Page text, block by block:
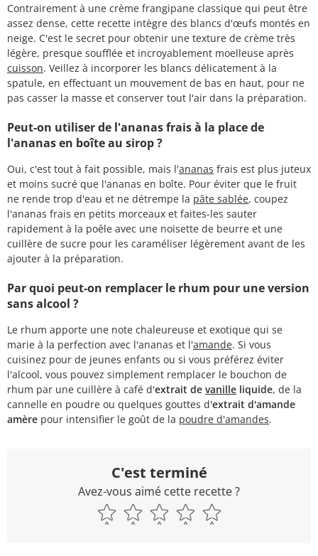
Contrairement à une crème frangipane classique qui peut être
assez dense, cette recette intègre des blancs d'œufs montés en
neige. C'est le secret pour obtenir une texture de crème très
légère, presque soufflée et incroyablement moelleuse après
cuisson. Veillez à incorporer les blancs délicatement à la
spatule, en effectuant un mouvement de bas en haut, pour ne
pas casser la masse et conserver tout l'air dans la préparation.
Peut-on utiliser de l'ananas frais à la place de
l'ananas en boîte au sirop ?
Oui, c'est tout à fait possible, mais l'ananas frais est plus juteux
et moins sucré que l'ananas en boîte. Pour éviter que le fruit
ne rende trop d'eau et ne détrempe la pâte sablée, coupez
l'ananas frais en petits morceaux et faites-les sauter
rapidement à la poêle avec une noisette de beurre et une
cuillère de sucre pour les caraméliser légèrement avant de les
ajouter à la préparation.
Par quoi peut-on remplacer le rhum pour une version
sans alcool ?
Le rhum apporte une note chaleureuse et exotique qui se
marie à la perfection avec l'ananas et l'amande. Si vous
cuisinez pour de jeunes enfants ou si vous préférez éviter
l'alcool, vous pouvez simplement remplacer le bouchon de
rhum par une cuillère à café d'extrait de vanille liquide, de la
cannelle en poudre ou quelques gouttes d'extrait d'amande
amère pour intensifier le goût de la poudre d'amandes.
C'est terminé
Avez-vous aimé cette recette ?